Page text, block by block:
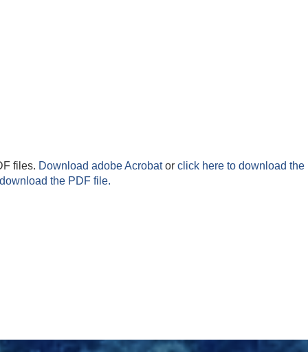
files. Download adobe Acrobator click here to download the
the PDF file.